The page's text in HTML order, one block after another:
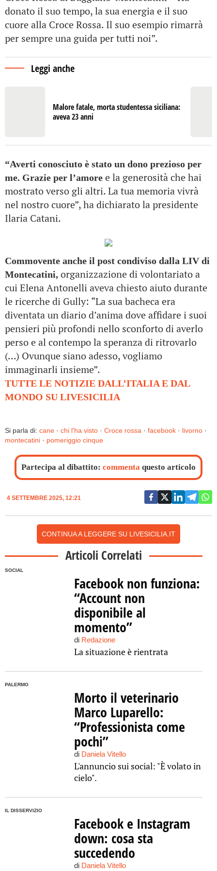
donato il suo tempo, la sua energia e il suo
cuore alla Croce Rossa. Il suo esempio rimarrà
per sempre una guida per tutti noi”.
Leggi anche
Malore fatale, morta studentessa siciliana:
aveva 23 anni
“Averti conosciuto è stato un dono prezioso per
me. Grazie per l’amore e la generosità che hai
mostrato verso gli altri. La tua memoria vivrà
nel nostro cuore”, ha dichiarato la presidente
Ilaria Catani.
Commovente anche il post condiviso dalla LIV di
Montecatini, organizzazione di volontariatoa
cui Elena Antonelli aveva chiesto aiuto durante
le ricerche di Gully: “La sua bacheca era
diventata un diario d’anima dove affidare i suoi
pensieri più profondi nello sconforto di averlo
perso e al contempo la speranza di ritrovarlo
(…) Ovunque siano adesso, vogliamo
immaginarli insieme”.
TUTTE LE NOTIZIE DALL’ITALIA E DAL
MONDO SU LIVESICILIA
Si parla di: cane · chi l'ha visto · Croce rossa · facebook · livorno ·
montecatini · pomeriggio cinque
Partecipa al dibattito: commenta questo articolo
4 SETTEMBRE 2025, 12:21
CONTINUA A LEGGERE SU LIVESICILIA.IT
Articoli Correlati
SOCIAL
Facebook non funziona:
“Account non
disponibile al
momento”
di Redazione
La situazione è rientrata
PALERMO
Morto il veterinario
Marco Luparello:
“Professionista come
pochi”
di Daniela Vitello
L'annuncio sui social: "È volato in
cielo".
IL DISSERVIZIO
Facebook e Instagram
down: cosa sta
succedendo
di Daniela Vitello